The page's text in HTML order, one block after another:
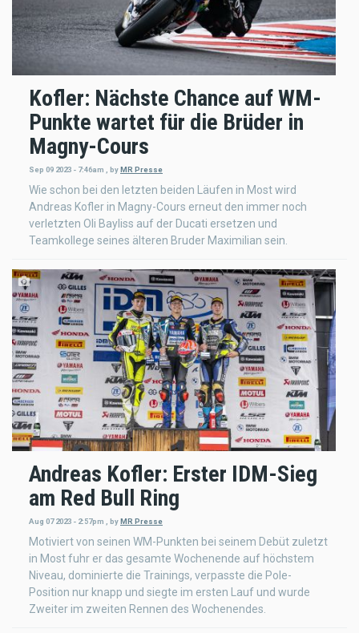
Kofler: Nächste Chance auf WM-
Punkte wartet für die Brüder in
Magny-Cours
Sep 09 2023 - 7:46am byMR Presse
Wie schon bei den letzten beiden Läufen in Most wird
Andreas Kofler in Magny-Cours erneut den immer noch
verletzten Oli Bayliss auf der Ducati ersetzen und
Teamkollege seines älteren Bruder Maximilian sein.
Andreas Kofler: Erster IDM-Sieg
am Red Bull Ring
Aug 07 2023 - 2:57pm , byMR Presse
Motiviert von seinen WM-Punkten bei seinem Debüt zuletzt
in Most fuhr er das gesamte Wochenende auf höchstem
Niveau, dominierte die Trainings, verpasste die Pole-
Position nur knapp und siegte im ersten Lauf und wurde
Zweiter im zweiten Rennen des Wochenendes.